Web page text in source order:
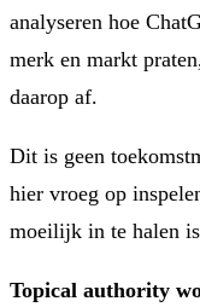
analyseren hoe
merk en markt
daarop af.
Dit is geen
hier vroeg op
moeilijk in te halen
Topical authority